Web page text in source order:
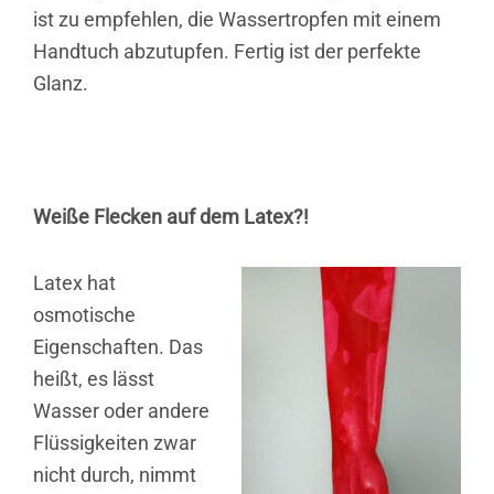
ist zu empfehlen, die Wassertropfen mit einem
Handtuch abzutupfen. Fertig ist der perfekte
Glanz.
Weiße Flecken auf dem Latex?!
Latex hat
osmotische
Eigenschaften. Das
heißt, es lässt
Wasser oder andere
Flüssigkeiten zwar
nicht durch, nimmt